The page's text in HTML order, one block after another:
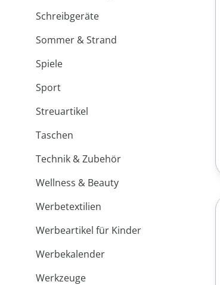
Schreibgeräte
Sommer & Strand
Spiele
Sport
Streuartikel
Taschen
Technik & Zubehör
Wellness & Beauty
Werbetextilien
Werbeartikel für Kinder
Werbekalender
Werkzeuge